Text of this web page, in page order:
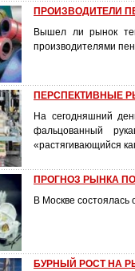
ПРОИЗВОДИТЕЛИ
Вышел ли рынок
производителями
ПЕРСПЕКТИВНЫЕ
На сегодняшний
фальцованный
«растягивающийся
ПРОГНОЗ РЫНКА
В Москве
БУРНЫЙ РОСТ НА